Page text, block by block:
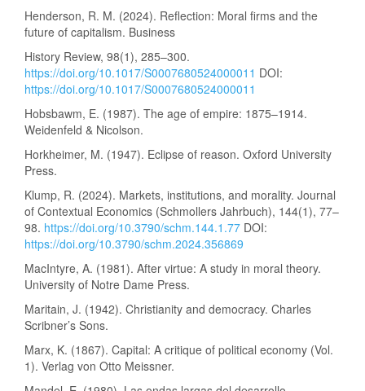
Henderson, R. M. (2024). Reflection: Moral firms and the
future of capitalism. Business
History Review, 98(1), 285–300.
https://doi.org/10.1017/S0007680524000011 DOI:
https://doi.org/10.1017/S0007680524000011
Hobsbawm, E. (1987). The age of empire: 1875–1914.
Weidenfeld & Nicolson.
Horkheimer, M. (1947). Eclipse of reason. Oxford University
Press.
Klump, R. (2024). Markets, institutions, and morality. Journal
of Contextual Economics (Schmollers Jahrbuch), 144(1), 77–
98. https://doi.org/10.3790/schm.144.1.77 DOI:
https://doi.org/10.3790/schm.2024.356869
MacIntyre, A. (1981). After virtue: A study in moral theory.
University of Notre Dame Press.
Maritain, J. (1942). Christianity and democracy. Charles
Scribner’s Sons.
Marx, K. (1867). Capital: A critique of political economy (Vol.
1). Verlag von Otto Meissner.